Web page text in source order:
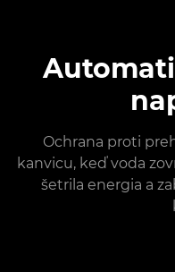
Ochrana proti
kanvicu, keď voda
šetrila energia a